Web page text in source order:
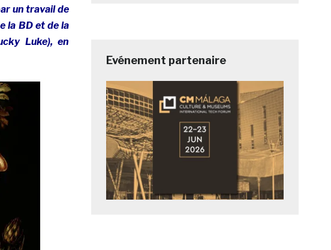
un travail de
la BD et de la
Luke), en
Evénement partenaire